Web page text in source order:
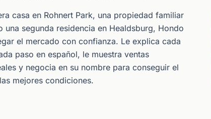
casa en Rohnert Park, una propiedad familiar
una segunda residencia en Healdsburg, Hondo
el mercado con confianza. Le explica cada
paso en español, le muestra ventas
y negocia en su nombre para conseguir el
mejores condiciones.